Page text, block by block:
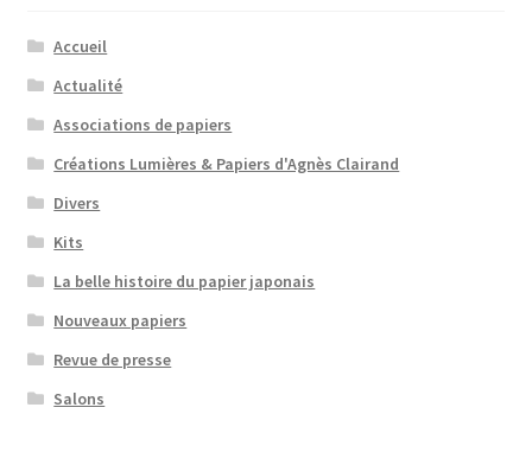
Accueil
Actualité
Associations de papiers
Créations Lumières & Papiers d'Agnès Clairand
Divers
Kits
La belle histoire du papier japonais
Nouveaux papiers
Revue de presse
Salons